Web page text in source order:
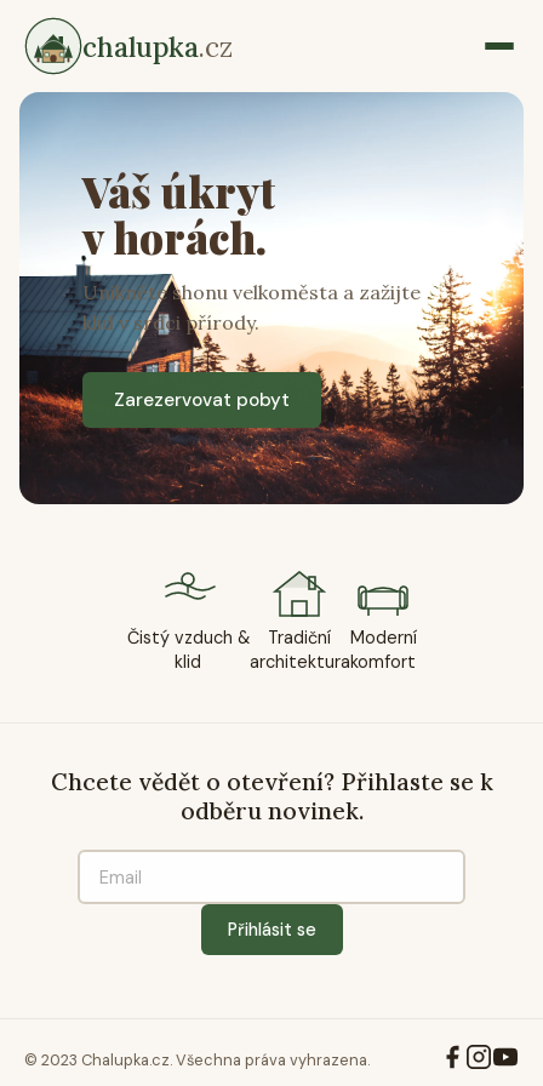
chalupka.cz
Váš úkryt
v horách.
Unikněte shonu velkoměsta a zažijte
klid v srdci přírody.
Zarezervovat pobyt
Čistý vzduch &
klid
Tradiční
architektura
Moderní
komfort
Chcete vědět o otevření? Přihlaste se k
odběru novinek.
Přihlásit se
© 2023 Chalupka.cz. Všechna práva vyhrazena.